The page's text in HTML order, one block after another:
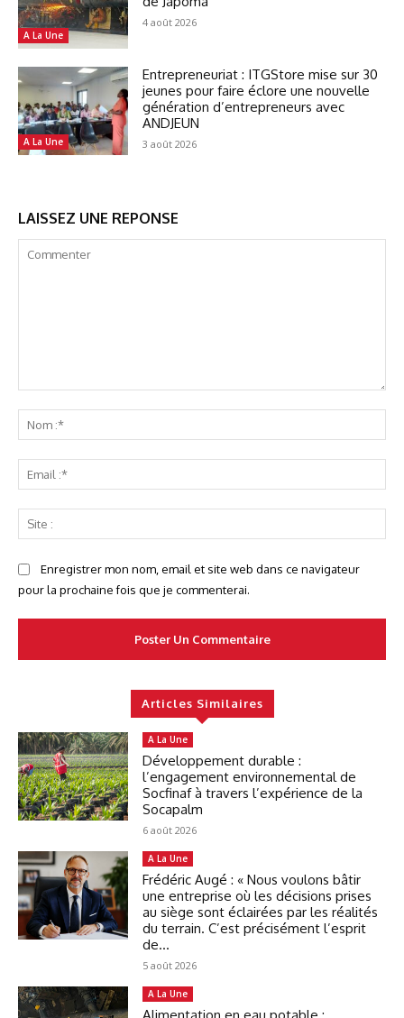
A La Une
4 août 2026
A La Une
Entrepreneuriat : ITGStore mise sur 30
jeunes pour faire éclore une nouvelle
génération d’entrepreneurs avec
ANDJEUN
3 août 2026
LAISSEZ UNE REPONSE
:*
:*
:
Enregistrer mon nom, email et site web dans ce navigateur
pour la prochaine fois que je commenterai.
Articles Similaires
A La Une
Développement durable :
l’engagement environnemental de
Socfinaf à travers l’expérience de la
Socapalm
6 août 2026
A La Une
Frédéric Augé : « Nous voulons bâtir
une entreprise où les décisions prises
au siège sont éclairées par les réalités
du terrain. C’est précisément l’esprit
de...
5 août 2026
A La Une
Alimentation en eau potable :